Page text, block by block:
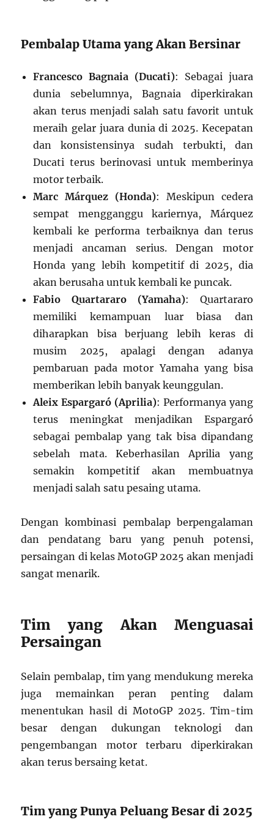
Pembalap Utama yang Akan Bersinar
Francesco Bagnaia (Ducati): Sebagai juara
dunia sebelumnya, Bagnaia diperkirakan
akan terus menjadi salah satu favorit untuk
meraih gelar juara dunia di 2025. Kecepatan
dan konsistensinya sudah terbukti, dan
Ducati terus berinovasi untuk memberinya
motor terbaik.
Marc Márquez (Honda): Meskipun cedera
sempat mengganggu kariernya, Márquez
kembali ke performa terbaiknya dan terus
menjadi ancaman serius. Dengan motor
Honda yang lebih kompetitif di 2025, dia
akan berusaha untuk kembali ke puncak.
Fabio Quartararo (Yamaha): Quartararo
memiliki kemampuan luar biasa dan
diharapkan bisa berjuang lebih keras di
musim 2025, apalagi dengan adanya
pembaruan pada motor Yamaha yang bisa
memberikan lebih banyak keunggulan.
Aleix Espargaró (Aprilia): Performanya yang
terus meningkat menjadikan Espargaró
sebagai pembalap yang tak bisa dipandang
sebelah mata. Keberhasilan Aprilia yang
semakin kompetitif akan membuatnya
menjadi salah satu pesaing utama.
Dengan kombinasi pembalap berpengalaman
dan pendatang baru yang penuh potensi,
persaingan di kelas MotoGP 2025 akan menjadi
sangat menarik.
Tim yang Akan Menguasai
Persaingan
Selain pembalap, tim yang mendukung mereka
juga memainkan peran penting dalam
menentukan hasil di MotoGP 2025. Tim-tim
besar dengan dukungan teknologi dan
pengembangan motor terbaru diperkirakan
akan terus bersaing ketat.
Tim yang Punya Peluang Besar di 2025